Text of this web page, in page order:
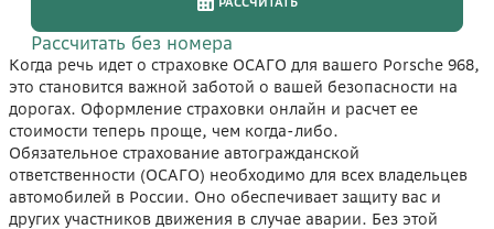
Когда речь идет о страховке ОСАГО для вашего Porsche 968,
это становится важной заботой о вашей безопасности на
дорогах. Оформление страховки онлайн и расчет ее
стоимости теперь проще, чем когда-либо.
Обязательное страхование автогражданской
ответственности (ОСАГО) необходимо для всех владельцев
автомобилей в России. Оно обеспечивает защиту вас и
других участников движения в случае аварии. Без этой